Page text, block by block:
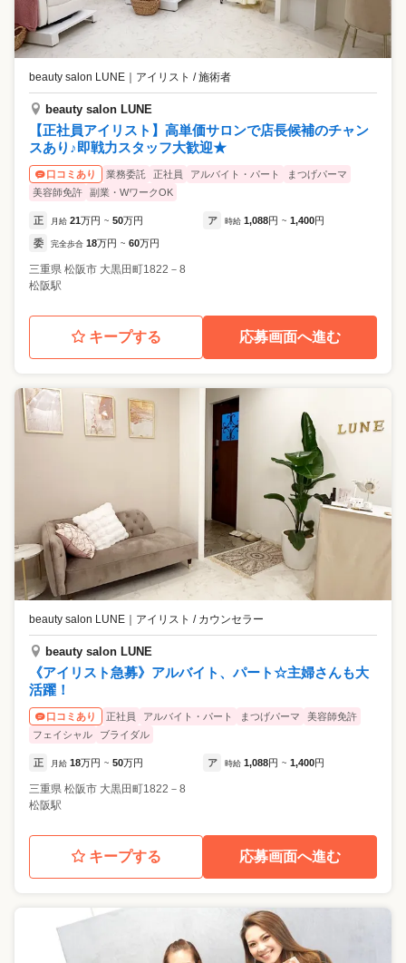
beauty salon LUNE アイリスト / 施術者
beauty salon LUNE
【正社員アイリスト】高単価サロンで店長候補のチャン
スあり♪即戦力スタッフ大歓迎★
口コミあり 業務委託 正社員 アルバイト・パート
まつげパーマ
美容師免許
副業・WワークOK
正 月給 21万円 ~ 50万円 ア 時給 1,088円 ~ 1,400円
委 完全歩合 18万円 ~ 60万円
三重県 松阪市 大黒田町1822－8
松阪駅
キープする 応募画面へ進む
beauty salon LUNE アイリスト / カウンセラー
beauty salon LUNE
《アイリスト急募》アルバイト、パート☆主婦さんも大
活躍！
口コミあり 正社員 アルバイト・パート まつげパーマ
美容師免許
フェイシャル
ブライダル
正 月給 18万円 ~ 50万円 ア 時給 1,088円 ~ 1,400円
三重県 松阪市 大黒田町1822－8
松阪駅
キープする 応募画面へ進む